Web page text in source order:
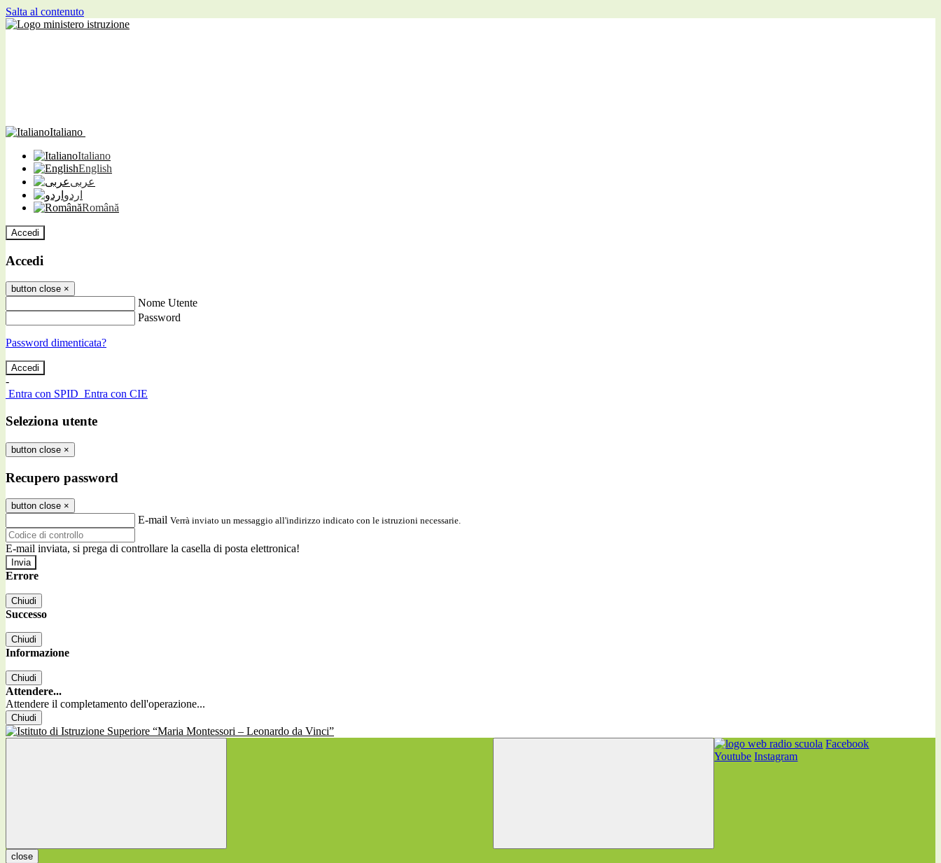
Salta al contenuto
Italiano
Italiano
English
عربى
اردو
Română
Accedi
Accedi
button close ×
Nome Utente
Password
Password dimenticata?
-
Entra con SPID Entra con CIE
Seleziona utente
button close ×
Recupero password
button close ×
E-mail Verrà inviato un messaggio all'indirizzo indicato con le istruzioni necessarie.
E-mail inviata, si prega di controllare la casella di posta elettronica!
Errore
Chiudi
Successo
Chiudi
Informazione
Chiudi
Attendere...
Attendere il completamento dell'operazione...
Chiudi
Facebook
Youtube Instagram
close